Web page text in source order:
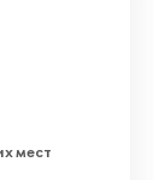
мест